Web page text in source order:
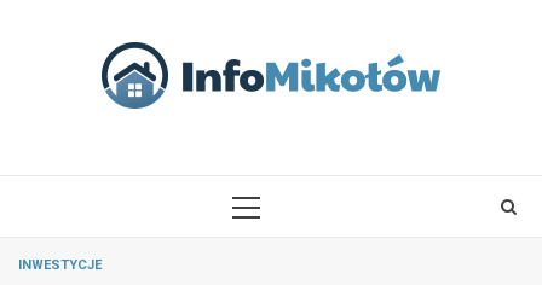
PRIMARY
INWESTYCJE